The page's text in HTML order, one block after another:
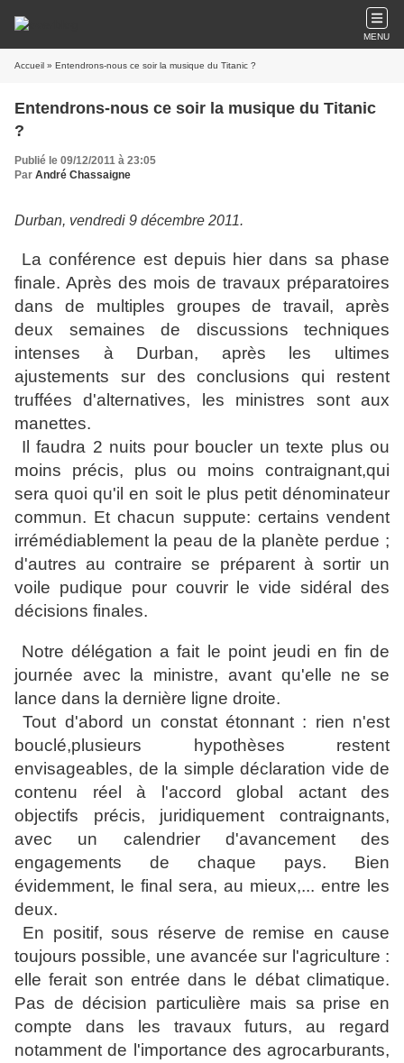
MENU
Accueil » Entendrons-nous ce soir la musique du Titanic ?
Entendrons-nous ce soir la musique du Titanic
?
Publié le 09/12/2011 à 23:05
Par André Chassaigne
Durban, vendredi 9 décembre 2011.
La conférence est depuis hier dans sa phase
finale. Après des mois de travaux préparatoires
dans de multiples groupes de travail, après
deux semaines de discussions techniques
intenses à Durban, après les ultimes
ajustements sur des conclusions qui restent
truffées d'alternatives, les ministres sont aux
manettes.
Il faudra 2 nuits pour boucler un texte plus ou
moins précis, plus ou moins contraignant,qui
sera quoi qu'il en soit le plus petit dénominateur
commun. Et chacun suppute: certains vendent
irrémédiablement la peau de la planète perdue ;
d'autres au contraire se préparent à sortir un
voile pudique pour couvrir le vide sidéral des
décisions finales.
Notre délégation a fait le point jeudi en fin de
journée avec la ministre, avant qu'elle ne se
lance dans la dernière ligne droite.
Tout d'abord un constat étonnant : rien n'est
bouclé,plusieurs hypothèses restent
envisageables, de la simple déclaration vide de
contenu réel à l'accord global actant des
objectifs précis, juridiquement contraignants,
avec un calendrier d'avancement des
engagements de chaque pays. Bien
évidemment, le final sera, au mieux,... entre les
deux.
En positif, sous réserve de remise en cause
toujours possible, une avancée sur l'agriculture :
elle ferait son entrée dans le débat climatique.
Pas de décision particulière mais sa prise en
compte dans les travaux futurs, au regard
notamment de l'importance des agrocarburants,